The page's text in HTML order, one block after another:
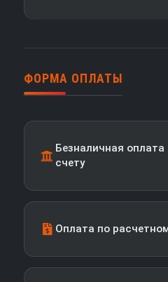
ФОРМА ОПЛАТЫ
Безналичная
счету
Оплата по